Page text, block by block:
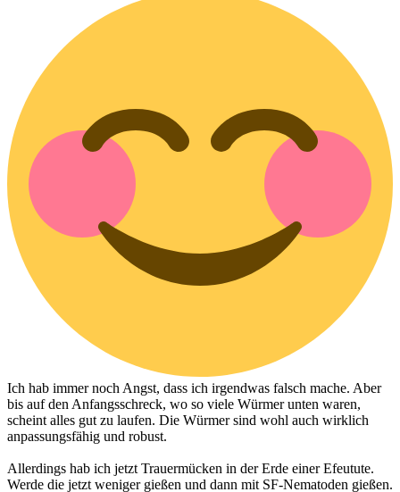
Ich hab immer noch Angst, dass ich irgendwas falsch mache. Aber
bis auf den Anfangsschreck, wo so viele Würmer unten waren,
scheint alles gut zu laufen. Die Würmer sind wohl auch wirklich
anpassungsfähig und robust.
Allerdings hab ich jetzt Trauermücken in der Erde einer Efeutute.
Werde die jetzt weniger gießen und dann mit SF-Nematoden gießen.